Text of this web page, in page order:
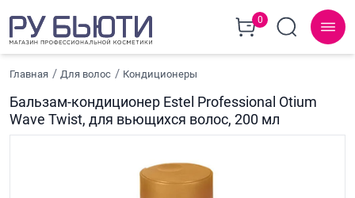
0
Главная Для волос Кондиционеры
Бальзам-кондиционер Estel Professional Otium
Wave Twist, для вьющихся волос, 200 мл